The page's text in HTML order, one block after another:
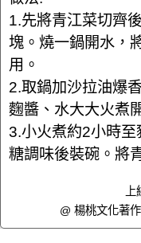
1.先將青江菜切齊
塊。燒一鍋開水，
用。
2.取鍋加沙拉油爆
麴醬、水大大火煮
3.小火煮約2小時
糖調味後裝碗。將
@ 楊桃文化著